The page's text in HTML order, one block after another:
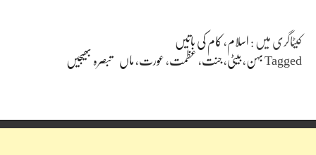
کیٹاگری میں : اسلام ، کام کی باتیں
Taggedبہن ،بیٹی،جنت، عظمت، عورت، ماں تبصرہ بھیجیں